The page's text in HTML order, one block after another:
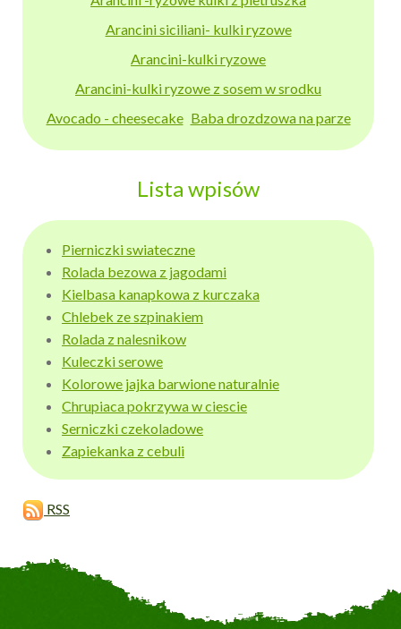
Arancini siciliani- kulki ryzowe
Arancini-kulki ryzowe
Arancini-kulki ryzowe z sosem w srodku
Avocado - cheesecake Baba drozdzowa na parze
Lista wpisów
Pierniczki swiateczne
Rolada bezowa z jagodami
Kielbasa kanapkowa z kurczaka
Chlebek ze szpinakiem
Rolada z nalesnikow
Kuleczki serowe
Kolorowe jajka barwione naturalnie
Chrupiaca pokrzywa w ciescie
Serniczki czekoladowe
Zapiekanka z cebuli
RSS